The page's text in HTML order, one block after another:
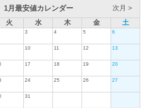
1月最安値カレンダー
次月 >
火 水 木 金 土
3 4 5 6
10 11 12 13
17 18 19 20
24 25 26 27
31